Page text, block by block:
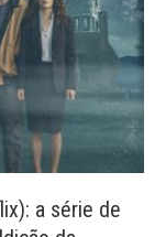
a série de